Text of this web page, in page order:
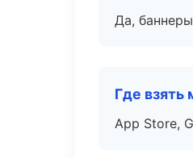
Да,
Где
App Store,